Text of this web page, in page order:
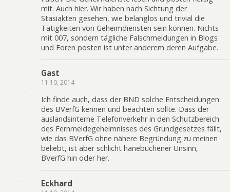
mit. Auch hier. Wir haben nach Sichtung der
Stasiakten gesehen, wie belanglos und trivial die
Tätigkeiten von Geheimdiensten sein können. Nichts
mit 007, sondern tägliche Falschmeldungen in Blogs
und Foren posten ist unter anderem deren Aufgabe.
Gast
11.10, 2014
Ich finde auch, dass der BND solche Entscheidungen
des BVerfG kennen und beachten sollte. Dass der
auslandsinterne Telefonverkehr in den Schutzbereich
des Fernmeldegeheimnisses des Grundgesetzes fällt,
wie das BVerfG ohne nähere Begründung zu meinen
beliebt, ist aber schlicht hanebüchener Unsinn,
BVerfG hin oder her.
Eckhard